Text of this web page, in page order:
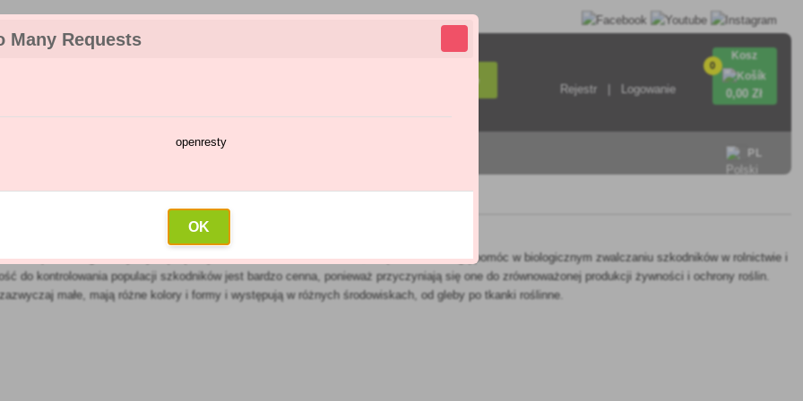
Many Requests
openresty
OK
Wyszukiwanie
Rejestr Logowanie
0
Kosz
0,00 Zł
PL
drapieżne organizmy. Żywią się innymi roztoczami i szkodnikami, dzięki czemu mogą pomóc w biologicznym zwalczaniu szkodników w rolnictwie i
do kontrolowania populacji szkodników jest bardzo cenna, ponieważ przyczyniają się one do zrównoważonej produkcji żywności i ochrony roślin.
małe, mają różne kolory i formy i występują w różnych środowiskach, od gleby po tkanki roślinne.